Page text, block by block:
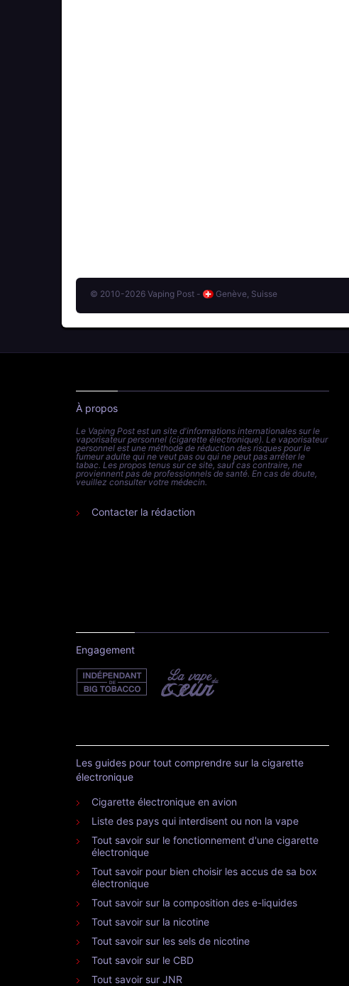
© 2010-2026 Vaping Post - Genève, Suisse
À propos
Le Vaping Post est un site d'informations internationales sur le
vaporisateur personnel (cigarette électronique). Le vaporisateur
personnel est une méthode de réduction des risques pour le
fumeur adulte qui ne veut pas ou qui ne peut pas arrêter le
tabac. Les propos tenus sur ce site, sauf cas contraire, ne
proviennent pas de professionnels de santé. En cas de doute,
veuillez consulter votre médecin.
Contacter la rédaction
Engagement
Les guides pour tout comprendre sur la cigarette
électronique
Cigarette électronique en avion
Liste des pays qui interdisent ou non la vape
Tout savoir sur le fonctionnement d'une cigarette
électronique
Tout savoir pour bien choisir les accus de sa box
électronique
Tout savoir sur la composition des e-liquides
Tout savoir sur la nicotine
Tout savoir sur les sels de nicotine
Tout savoir sur le CBD
Tout savoir sur JNR